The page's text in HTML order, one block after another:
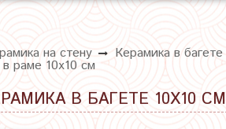
на стену Керамика в
раме 10х10 см
В БАГЕТЕ 10Х10 СМ